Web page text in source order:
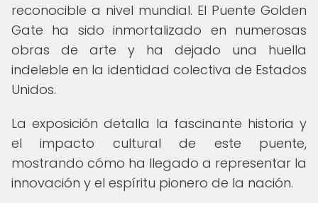
reconocible a nivel mundial. El Puente Golden
Gate ha sido inmortalizado en numerosas
obras de arte y ha dejado una huella
indeleble en la identidad colectiva de Estados
Unidos.
La exposición detalla la fascinante historia y
el impacto cultural de este puente,
mostrando cómo ha llegado a representar la
innovación y el espíritu pionero de la nación.